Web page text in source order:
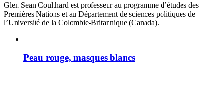
Glen Sean Coulthard est professeur au programme d’études des
Premières Nations et au Département de sciences politiques de
l’Université de la Colombie-Britannique (Canada).
Peau rouge, masques blancs